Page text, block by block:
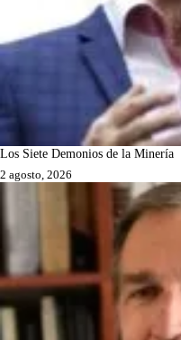
Los Siete Demonios de la Minería
2 agosto, 2026